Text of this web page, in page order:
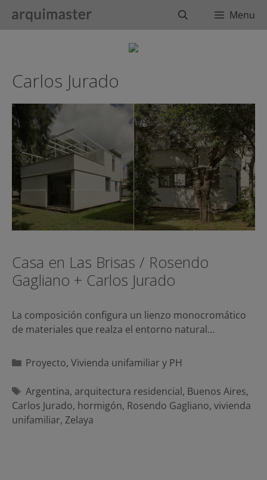
BuscarMenu
Carlos Jurado
Casa en Las Brisas / Rosendo
Gagliano + Carlos Jurado
La composición configura un lienzo monocromático
de materiales que realza el entorno natural…
Categorías
Proyecto, Vivienda unifamiliar y PH
Etiquetas
Argentina, arquitectura residencial, Buenos Aires,
Carlos Jurado, hormigón, Rosendo Gagliano, vivienda
unifamiliar, Zelaya